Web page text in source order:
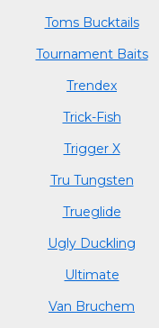
Toms Bucktails
Tournament Baits
Trendex
Trick-Fish
Trigger X
Tru Tungsten
Trueglide
Ugly Duckling
Ultimate
Van Bruchem